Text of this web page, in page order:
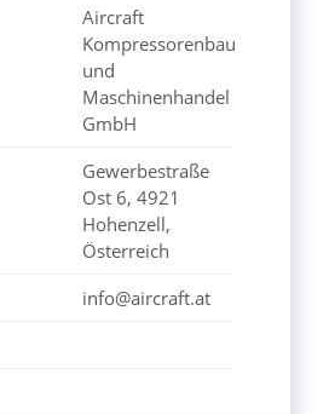
Aircraft
Kompressorenbau
und
Maschinenhandel
GmbH
Gewerbestraße
Ost 6, 4921
Hohenzell,
Österreich
info@aircraft.at